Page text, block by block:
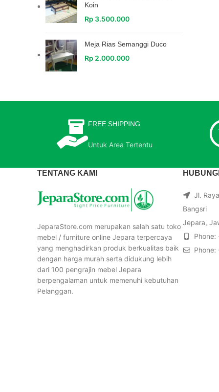
Koin
Rp 3.500.000
Meja Rias Semanggi Duco
Rp 2.000.000
FREE SHIPPING
Untuk Area Tertentu
TENTANG KAMI
JeparaStore.com merupakan salah satu toko
mebel / furniture online Jepara terpercaya
yang menghadirkan produk berkualitas baik
dengan harga murah serta didukung lebih
dari 100 pengrajin mebel Jepara
berpengalaman untuk memenuhi kebutuhan
Pelanggan.
Jl.
Bangsri
Jepara,
Phone:
Phone: